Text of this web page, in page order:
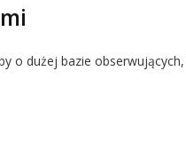
o dużej bazie